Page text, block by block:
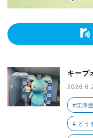
キープ
#江澤
# どう